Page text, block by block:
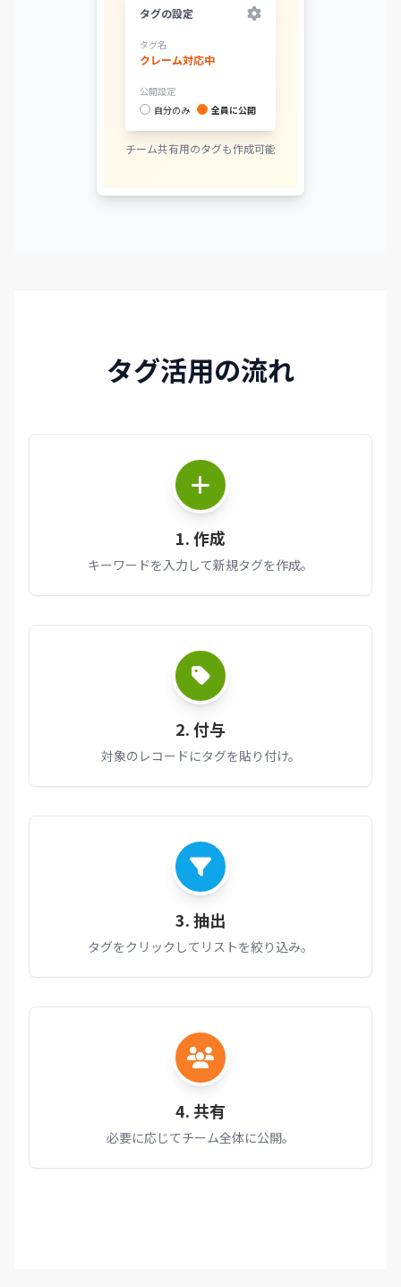
タグの設定
タグ名
クレーム対応中
公開設定
自分のみ
全員に公開
チーム共有用のタグも作成可能
タグ活用の流れ
1. 作成
キーワードを入力して新規タグを作成。
2. 付与
対象のレコードにタグを貼り付け。
3. 抽出
タグをクリックしてリストを絞り込み。
4. 共有
必要に応じてチーム全体に公開。